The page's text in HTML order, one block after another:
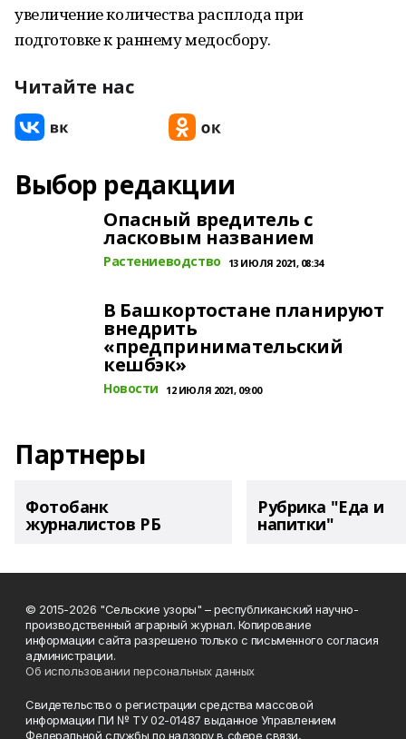
увеличение количества расплода при
подготовке к раннему медосбору.
Читайте нас
Выбор редакции
Опасный вредитель с
ласковым названием
Растениеводство 13 ИЮЛЯ 2021, 08:34
В Башкортостане планируют
внедрить
«предпринимательский
кешбэк»
Новости 12 ИЮЛЯ 2021, 09:00
Партнеры
Фотобанк
журналистов РБ
Рубрика "Еда и
напитки"
© 2015-2026 "Сельские узоры" – республиканский научно-
производственный аграрный журнал. Копирование
информации сайта разрешено только с письменного согласия
администрации.
Об использовании персональных данных
Свидетельство о регистрации средства массовой
информации ПИ № ТУ 02-01487 выданное Управлением
Федеральной службы по надзору в сфере связи,